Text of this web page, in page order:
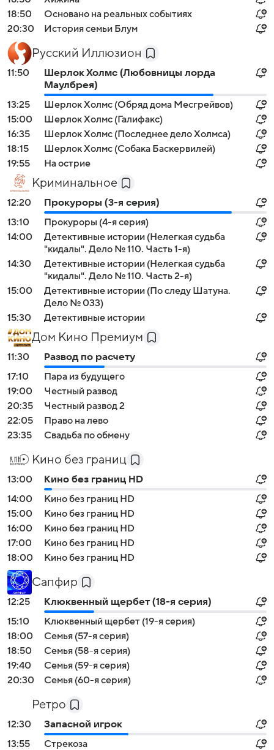
18:50
Основано на реальных событиях
20:30
История семьи Блум
Русский Иллюзион
11:50
Шерлок Холмс (Любовницы лорда
Маулбрея)
13:25
Шерлок Холмс (Обряд дома Месгрейвов)
15:00
Шерлок Холмс (Галифакс)
16:35
Шерлок Холмс (Последнее дело Холмса)
18:15
Шерлок Холмс (Собака Баскервилей)
19:55
На острие
Криминальное
12:20
Прокуроры (3-я серия)
13:10
Прокуроры (4-я серия)
14:00
Детективные истории (Нелегкая судьба
"кидалы". Дело № 110. Часть 1-я)
14:30
Детективные истории (Нелегкая судьба
"кидалы". Дело № 110. Часть 2-я)
15:00
Детективные истории (По следу Шатуна.
Дело № 033)
15:30
Детективные истории
Дом Кино Премиум
11:30
Развод по расчету
17:10
Пара из будущего
19:00
Честный развод
20:35
Честный развод 2
22:05
Право на лево
23:35
Свадьба по обмену
Кино без границ
13:00
Кино без границ HD
14:00
Кино без границ HD
15:00
Кино без границ HD
16:00
Кино без границ HD
17:00
Кино без границ HD
18:00
Кино без границ HD
Сапфир
12:25
Клюквенный щербет (18-я серия)
15:10
Клюквенный щербет (19-я серия)
18:00
Семья (57-я серия)
18:50
Семья (58-я серия)
19:40
Семья (59-я серия)
20:30
Семья (60-я серия)
Ретро
12:30
Запасной игрок
13:55
Стрекоза